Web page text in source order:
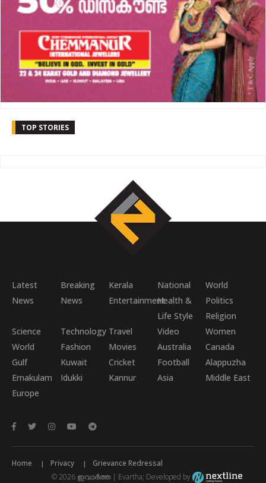
TOP STORIES
Latest
News
Breaking
News
Kerala National
World
EntertainmentHealth &
Life Style
Politics
Religion
Science
World
Technology Travel Video
Women
Fashion
Movies Australia
Canada
Gulf
Kuwait Cricket Football
Alappuzha
Ernakulam
Idukki Kannur Asia
Middle East
Europe
Home Privacy
Grievance Redressal
© 2026 ഇവാർത്ത | Evartha; Developed by